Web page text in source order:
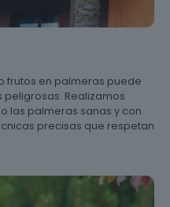
frutos en palmeras puede
Realizamos
las palmeras sanas y con
precisas que respetan